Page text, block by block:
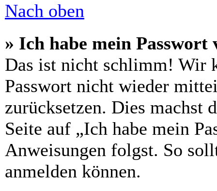
Nach oben
» Ich habe mein Passwort
Das ist nicht schlimm! Wir
Passwort nicht wieder
zurücksetzen. Dies machst
Seite auf „Ich habe mein
Anweisungen folgst. So
anmelden können.